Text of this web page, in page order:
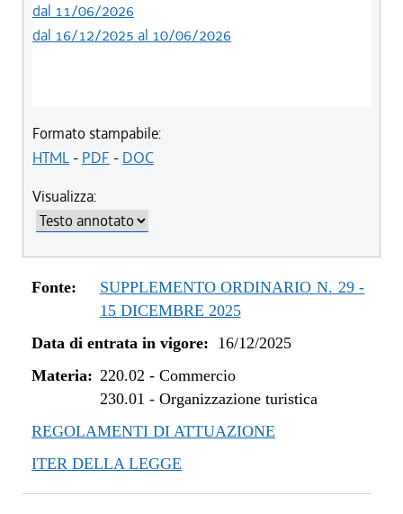
dal 11/06/2026
dal 16/12/2025 al 10/06/2026
Formato stampabile:
HTML- PDF - DOC
Visualizza:
Fonte:
SUPPLEMENTO ORDINARIO N. 29 -
15 DICEMBRE 2025
Data di entrata in vigore: 16/12/2025
Materia: 220.02 - Commercio
230.01 - Organizzazione turistica
REGOLAMENTI DI ATTUAZIONE
ITER DELLA LEGGE